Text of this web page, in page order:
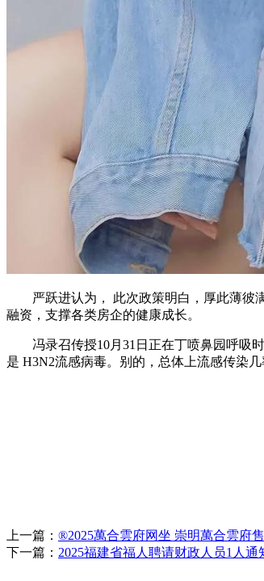
严跃进认为， 此次政策明白，厚此薄彼满
融资，支撑各类房企的健康成长。
冯录召传授10月31日正在丁喷鼻园呼吸时
是 H3N2流感病毒。别的，总体上流感传染
上一篇： ®2025萬合雲府网坐 崇明萬合雲府
下一篇： 2025福建省福人聘请财政人员1人通